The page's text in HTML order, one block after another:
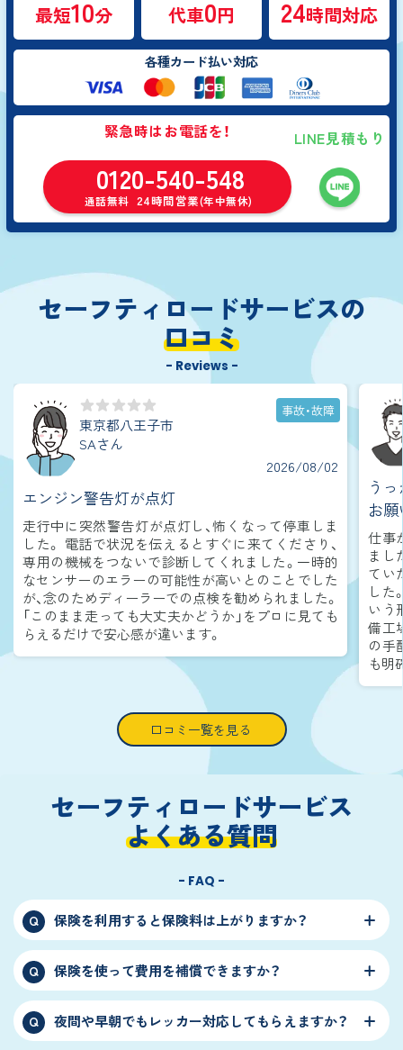
最短10分 代車0円 24時間対応
各種カード払い対応
緊急時はお電話を！
0120-540-548
通話無料 24時間営業(年中無休)
LINE見積もり
セーフティロードサービスの
口コミ
- Reviews -
東京都八王子市
SAさん
事故・故障
2026/08/02
エンジン警告灯が点灯
走行中に突然警告灯が点灯し、怖くなって停車しま
した。 電話で状況を伝えるとすぐに来てくださり、
専用の機械をつないで診断してくれました。一時的
なセンサーのエラーの可能性が高いとのことでした
が、念のためディーラーでの点検を勧められました。
「このまま走っても大丈夫かどうか」をプロに見ても
らえるだけで安心感が違います。
う
お
仕事
まし
てい
した
いう
備工
の手
も明
口コミ一覧を見る
セーフティロードサービス
よくある質問
- FAQ -
Q 保険を利用すると保険料は上がりますか？
Q 保険を使って費用を補償できますか？
Q 夜間や早朝でもレッカー対応してもらえますか？